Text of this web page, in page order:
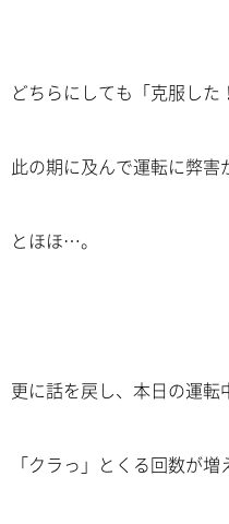
どちらにしても「克服し
此の期に及んで運転に弊
とほほ…。
更に話を戻し、本日の運転
「クラっ」とくる回数が